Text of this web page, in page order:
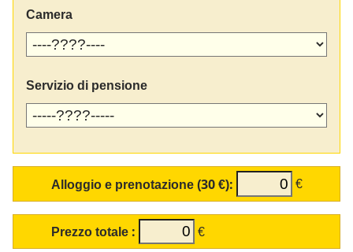
Camera
Servizio di pensione
Alloggio e prenotazione (30 €):
€
Prezzo totale :
€